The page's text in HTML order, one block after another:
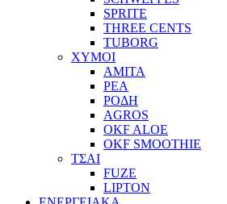
SPRITE
THREE CENTS
TUBORG
ΧΥΜΟΙ
ΑΜΙΤΑ
ΡΕΑ
ΡΟΔΗ
AGROS
OKF ALOE
OKF SMOOTHIE
ΤΣΑΙ
FUZE
LIPTON